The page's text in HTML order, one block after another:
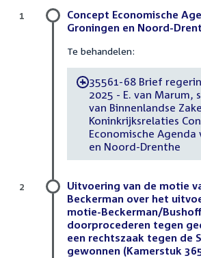
Concept Economische
Groningen en Noord-
Te behandelen:
-35561-68 Brief
2025 - E. van Marum,
van Binnenlandse
Koninkrijksrelaties
Economische
en Noord-Drenthe
1
Uitvoering van de motie
Beckerman over het
motie-Beckerman/
doorprocederen tegen
een rechtszaak tegen de
gewonnen (Kamerstuk
2